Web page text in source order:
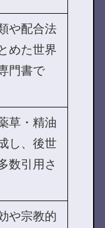
や配合法
めた世界
門書で
草・精油
し、後世
数引用さ
や宗教的